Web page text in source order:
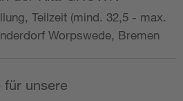
Teilzeit (mind. 32,5 - max.
Worpswede, Bremen
für unsere